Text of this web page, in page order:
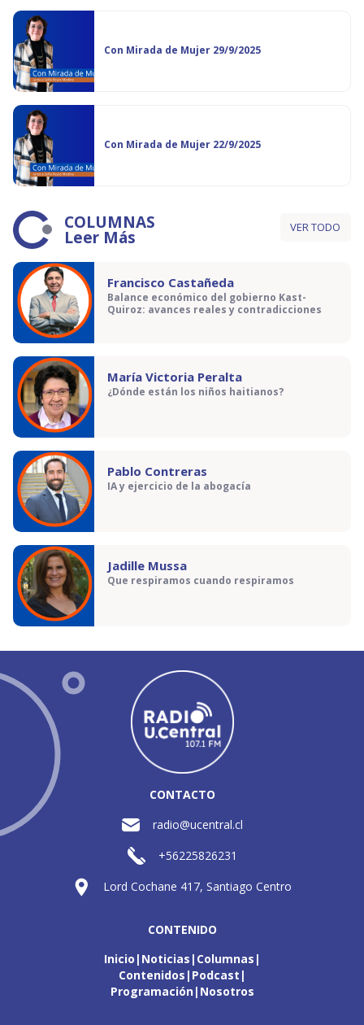
Con Mirada de Mujer 29/9/2025
Con Mirada de Mujer 22/9/2025
COLUMNAS
Leer Más VER TODO
Francisco Castañeda
Balance económico del gobierno Kast-
Quiroz: avances reales y contradicciones
María Victoria Peralta
¿Dónde están los niños haitianos?
Pablo Contreras
IA y ejercicio de la abogacía
Jadille Mussa
Que respiramos cuando respiramos
CONTACTO
radio@ucentral.cl
+56225826231
Lord Cochane 417, Santiago Centro
CONTENIDO
Inicio Noticias Columnas
Contenidos Podcast
Programación Nosotros